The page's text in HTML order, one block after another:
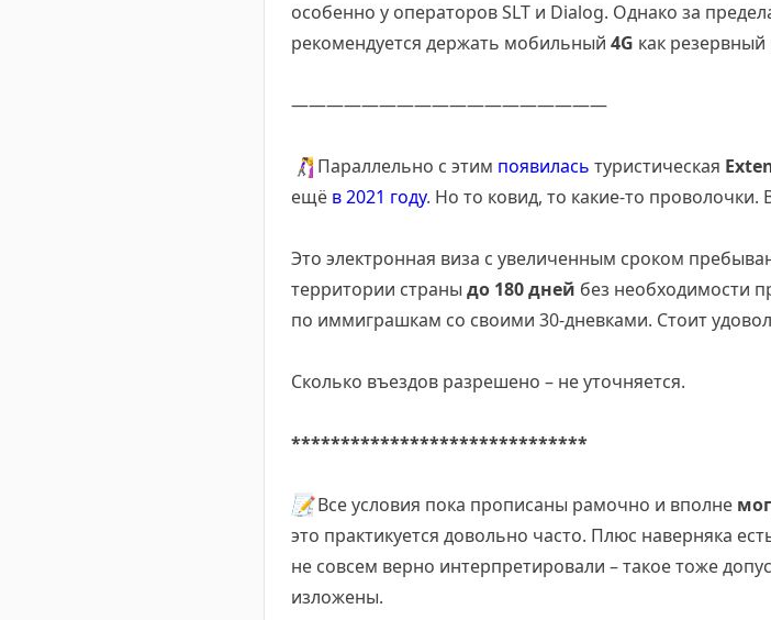
особенно у операторов SLT и Dialog. Однако за
рекомендуется держать мобильный 4G как резервный
——————————————————
🚶‍♀️ Параллельно с этим появилась туристическая
ещё в 2021 году. Но то ковид, то какие-то
Это электронная виза с увеличенным сроком
территории страны до 180 дней без необходимости
по иммиграшкам со своими 30-дневками. Стоит
Сколько въездов разрешено – не уточняется.
******************************
📝Все условия пока прописаны рамочно и вполне
это практикуется довольно часто. Плюс наверняка
не совсем верно интерпретировали – такое тоже
изложены.